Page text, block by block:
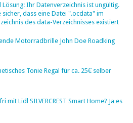
Lösung: Ihr Datenverzeichnis ist ungültig.
sicher, dass eine Datei ".ocdata" im
des data-Verzeichnisses existiert
Motorradbrille John Doe Roadking
Tonie Regal für ca. 25€ selber
mit Lidl SILVERCREST Smart Home? Ja es